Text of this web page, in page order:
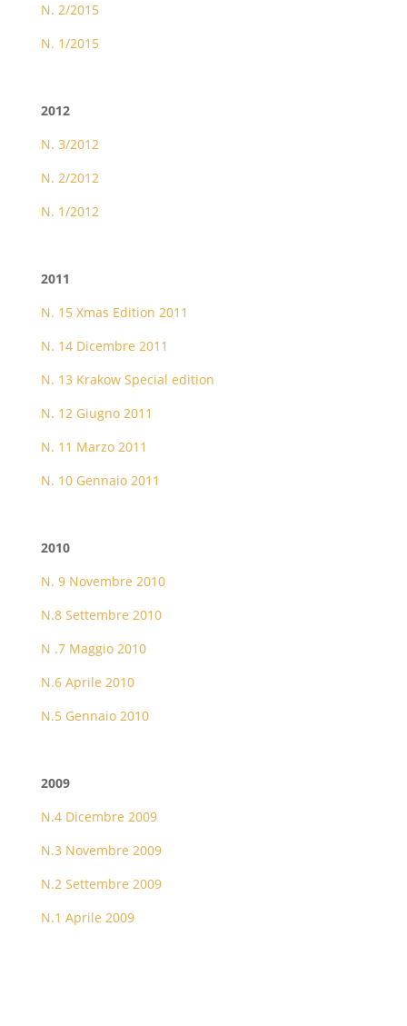
N. 2/2015
N. 1/2015
2012
N. 3/2012
N. 2/2012
N. 1/2012
2011
N. 15 Xmas Edition 2011
N. 14 Dicembre 2011
N. 13 Krakow Special edition
N. 12 Giugno 2011
N. 11 Marzo 2011
N. 10 Gennaio 2011
2010
N. 9 Novembre 2010
N.8 Settembre 2010
N .7 Maggio 2010
N.6 Aprile 2010
N.5 Gennaio 2010
2009
N.4 Dicembre 2009
N.3 Novembre 2009
N.2 Settembre 2009
N.1 Aprile 2009